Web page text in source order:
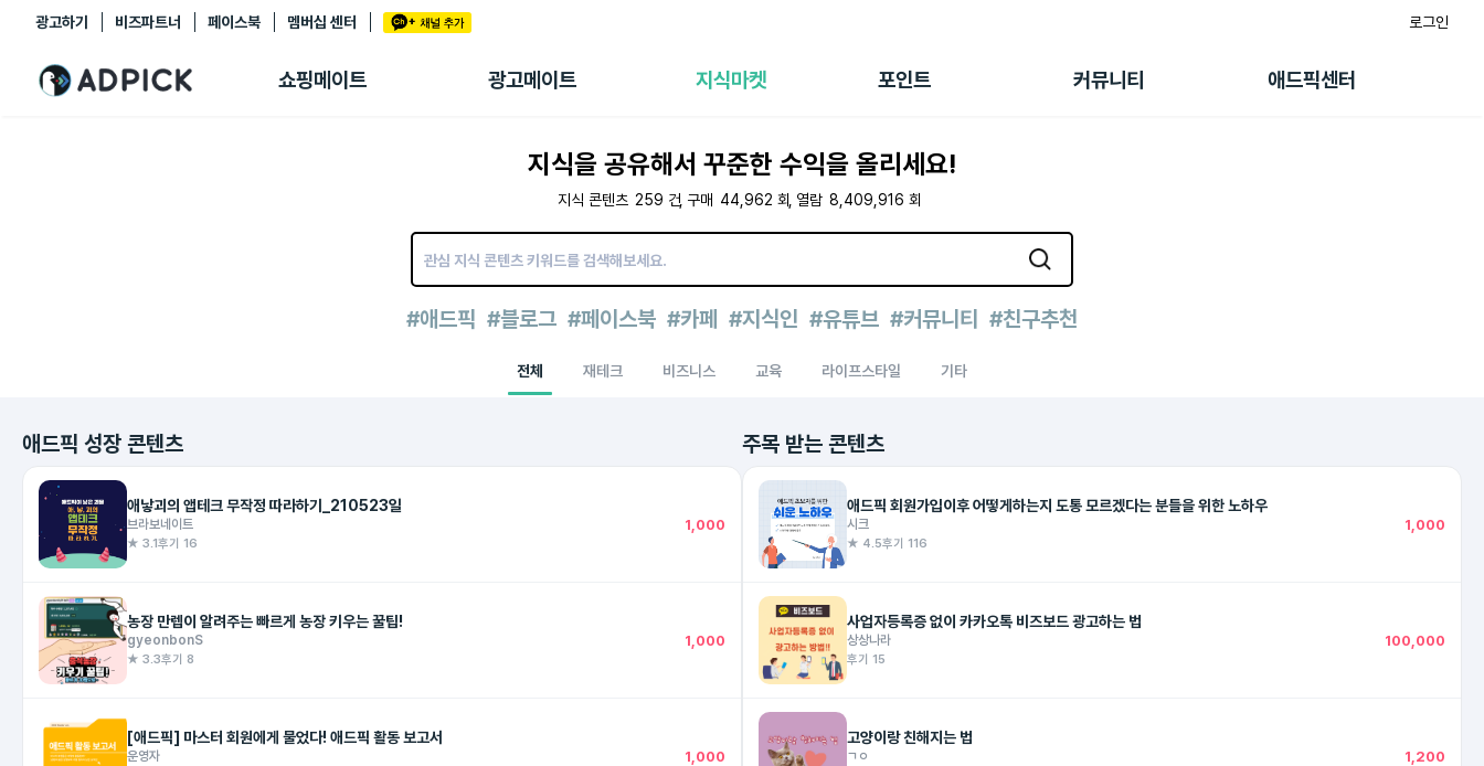
광고하기 비즈파트너 페이스북 멤버십 센터 로그인
쇼핑메이트 광고메이트 지식마켓 포인트 커뮤니티 애드픽센터
추천상품
쇼핑 에이전트
광고리포트
출석 룰렛
후원
이용내역
랭킹
멤버십 센터
지식을 공유해서 꾸준한 수익을 올리세요!
지식 콘텐츠 259 건 구매 44,962 회 열람 8,409,916 회
#애드픽 #블로그 #페이스북 #카페 #지식인 #유튜브 #커뮤니티 #친구추천
전체 재테크 비즈니스 교육 라이프스타일 기타
애드픽 성장 콘텐츠
애낳괴의 앱테크 무작정 따라하기_210523일
브라보네이트 1,000
★ 3.1후기 16
농장 만렙이 알려주는 빠르게 농장 키우는 꿀팁!
gyeonbonS 1,000
★ 3.3후기 8
[애드픽] 마스터 회원에게 물었다! 애드픽 활동 보고서
운영자 1,000
주목 받는 콘텐츠
애드픽 회원가입이후 어떻게하는지 도통 모르겠다는 분들을 위한 노하우
시크 1,000
★ 4.5후기 116
사업자등록증 없이 카카오톡 비즈보드 광고하는 법
상상나라 100,000
후기 15
고양이랑 친해지는 법
ㄱㅇ 1,200